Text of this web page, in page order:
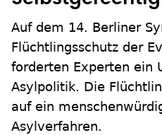
Auf dem 14. Berliner
Flüchtlingsschutz der
forderten Experten ein
Asylpolitik. Die
auf ein
Asylverfahren.